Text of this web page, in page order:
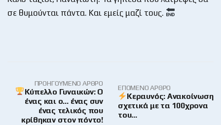
σε θυμούνται πάντα. Και εμείς μαζί τους.
ΠΡΟΗΓΟΎΜΕΝΟ ΆΡΘΡΟ
Κύπελλο Γυναικών: Ο
ένας και ο… ένας συν
ένας τελικός που
κρίθηκαν στον πόντο!
ΕΠΌΜΕΝΟ ΆΡΘΡΟ
Κεραυνός: Ανακοίνωση
σχετικά με τα 100χρονα
του…